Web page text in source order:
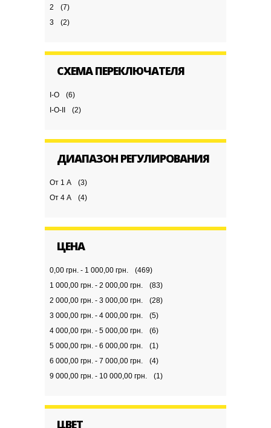
2
(7)
3
(2)
СХЕМА ПЕРЕКЛЮЧАТЕЛЯ
I-O
(6)
I-O-II
(2)
ДИАПАЗОН РЕГУЛИРОВАНИЯ
От 1 А
(3)
От 4 А
(4)
ЦЕНА
0,00 грн. - 1 000,00 грн.
(469)
1 000,00 грн. - 2 000,00 грн.
(83)
2 000,00 грн. - 3 000,00 грн.
(28)
3 000,00 грн. - 4 000,00 грн.
(5)
4 000,00 грн. - 5 000,00 грн.
(6)
5 000,00 грн. - 6 000,00 грн.
(1)
6 000,00 грн. - 7 000,00 грн.
(4)
9 000,00 грн. - 10 000,00 грн.
(1)
ЦВЕТ